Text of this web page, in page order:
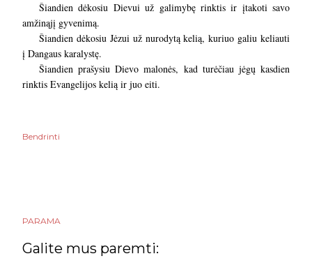
Šiandien dėkosiu Dievui už galimybę rinktis ir įtakoti savo
amžinąjį gyvenimą.
Šiandien dėkosiu Jėzui už nurodytą kelią, kuriuo galiu keliauti
į Dangaus karalystę.
Šiandien prašysiu Dievo malonės, kad turėčiau jėgų kasdien
rinktis Evangelijos kelią ir juo eiti.
Bendrinti
PARAMA
Galite mus paremti: